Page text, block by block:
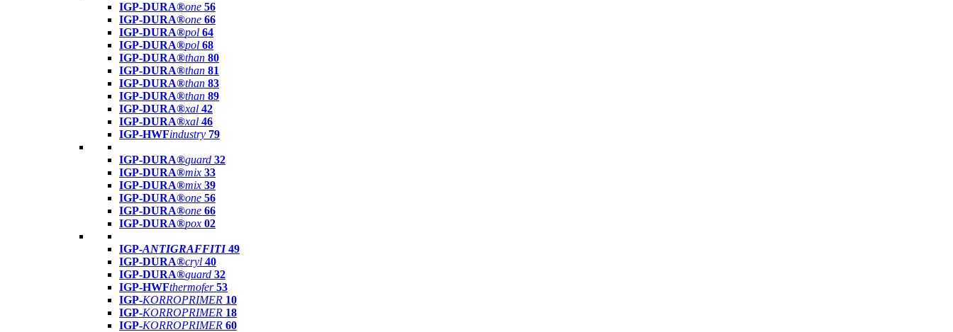
IGP-DURA®one 56
IGP-DURA®one 66
IGP-DURA®pol 64
IGP-DURA®pol 68
IGP-DURA®than 80
IGP-DURA®than 81
IGP-DURA®than 83
IGP-DURA®than 89
IGP-DURA®xal 42
IGP-DURA®xal 46
IGP-HWFindustry 79
IGP-DURA®guard 32
IGP-DURA®mix 33
IGP-DURA®mix 39
IGP-DURA®one 56
IGP-DURA®one 66
IGP-DURA®pox 02
IGP-ANTIGRAFFITI49
IGP-DURA®cryl 40
IGP-DURA®guard 32
IGP-HWFthermofer 53
IGP-KORROPRIMER 10
IGP-KORROPRIMER 18
IGP-KORROPRIMER 60